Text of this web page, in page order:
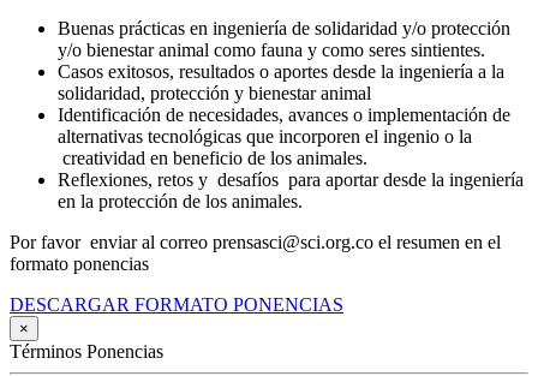
Buenas prácticas en ingeniería de solidaridad y/o protección
y/o bienestar animal como fauna y como seres sintientes.
Casos exitosos, resultados o aportes desde la ingeniería a la
solidaridad, protección y bienestar animal
Identificación de necesidades, avances o implementación de
alternativas tecnológicas que incorporen el ingenio o la
creatividad en beneficio de los animales.
Reflexiones, retos y desafíos para aportar desde la ingeniería
en la protección de los animales.
Por favor enviar al correo prensasci@sci.org.co el resumen en el
formato ponencias
DESCARGAR FORMATO PONENCIAS
×
Términos Ponencias